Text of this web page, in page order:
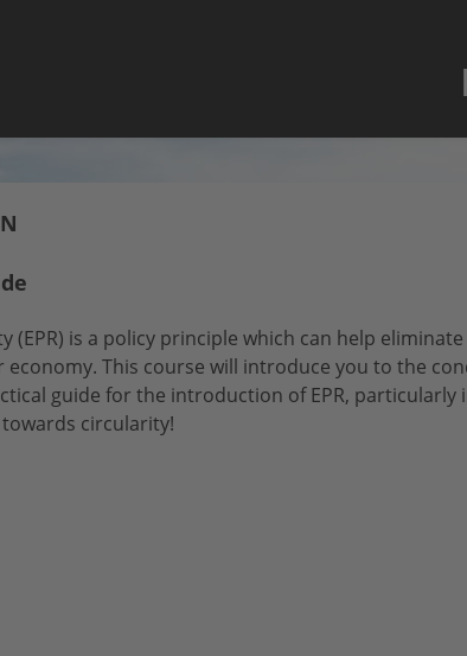
(EPR) is a policy principle which can help
This course will introduce you to the
guide for the introduction of EPR, particularly
circularity!